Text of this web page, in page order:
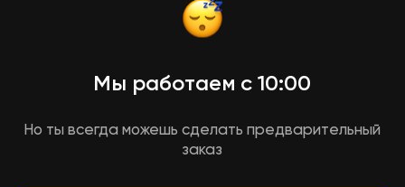
Мы работаем с 10:00
Но ты всегда можешь сделать предварительный
заказ